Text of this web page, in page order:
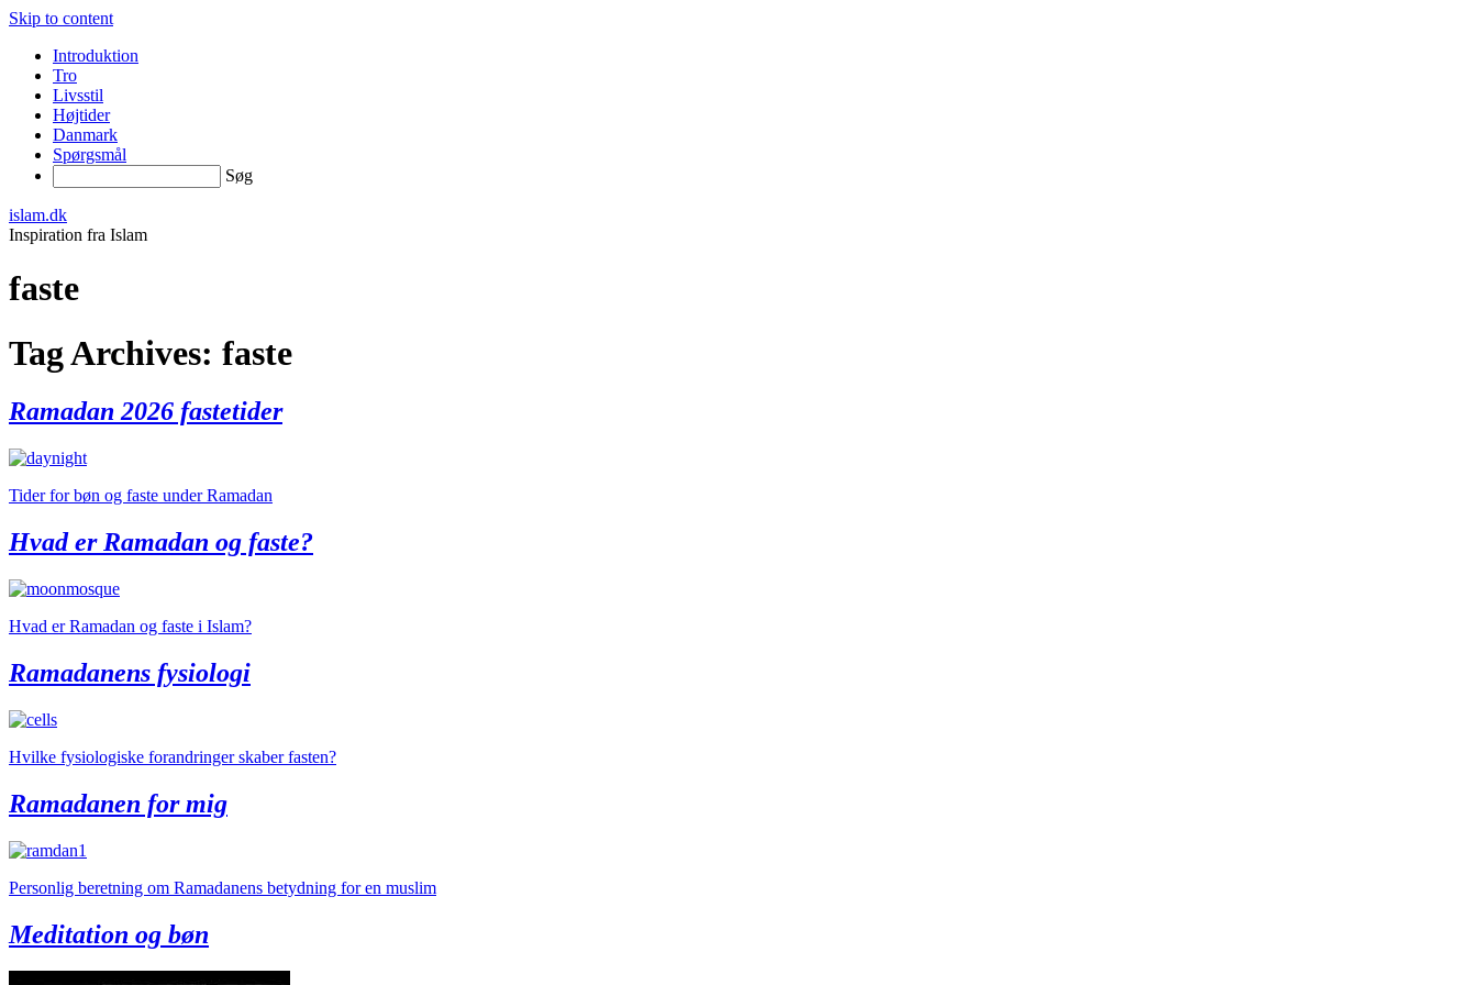
Skip to content
Introduktion
Tro
Livsstil
Højtider
Danmark
Spørgsmål
Søg
islam.dk
Inspiration fra Islam
faste
Tag Archives: faste
Ramadan 2026 fastetider
Tider for bøn og faste under Ramadan
Hvad er Ramadan og faste?
Hvad er Ramadan og faste i Islam?
Ramadanens fysiologi
Hvilke fysiologiske forandringer skaber fasten?
Ramadanen for mig
Personlig beretning om Ramadanens betydning for en muslim
Meditation og bøn